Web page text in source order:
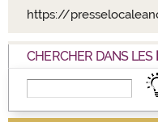
https://
CHERCHER DANS LES